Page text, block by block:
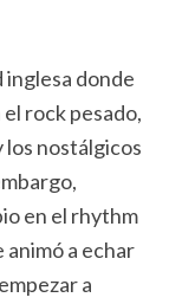
inglesa donde
rock pesado,
los nostálgicos
en el rhythm
animó a echar
a